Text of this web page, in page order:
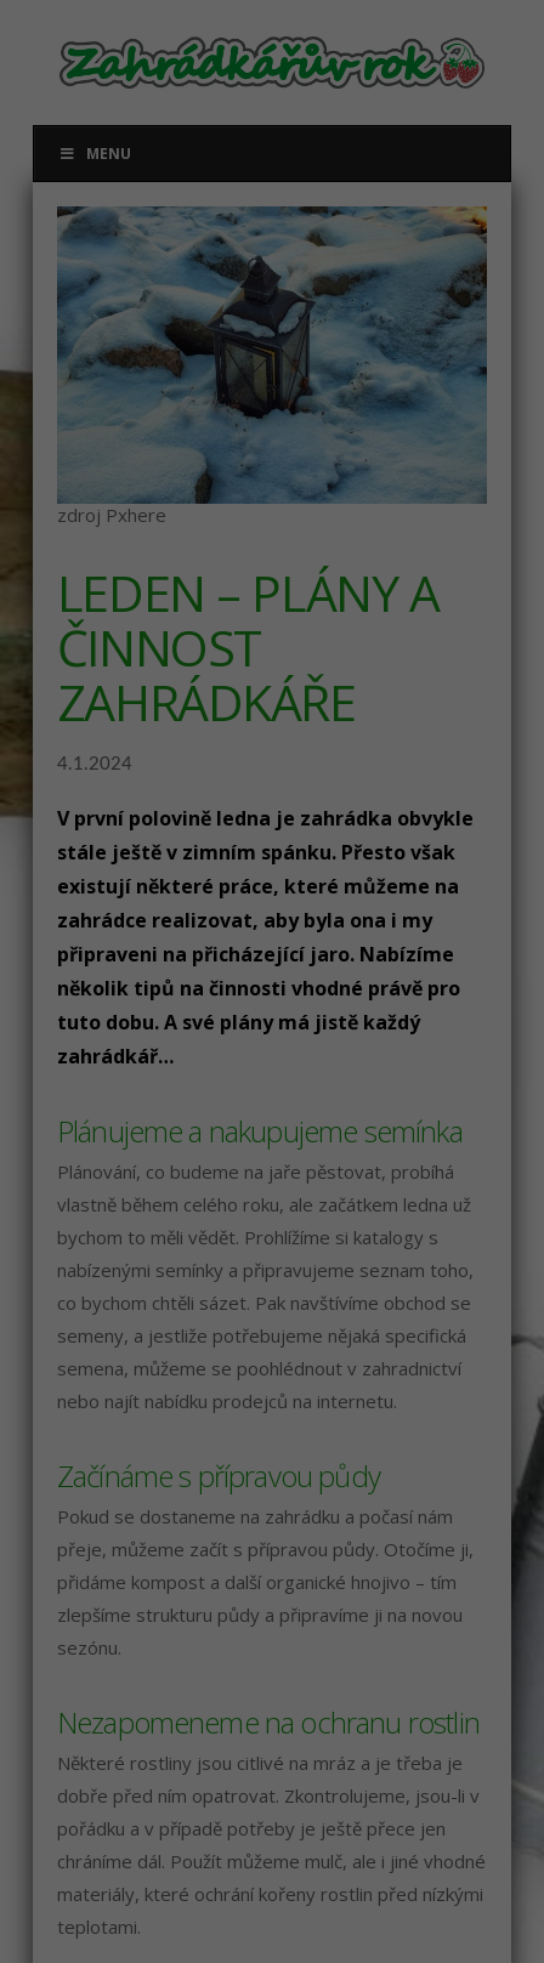
MENU
zdroj Pxhere
LEDEN – PLÁNY A
ČINNOST
ZAHRÁDKÁŘE
4.1.2024
V první polovině ledna je zahrádka obvykle
stále ještě v zimním spánku. Přesto však
existují některé práce, které můžeme na
zahrádce realizovat, aby byla ona i my
připraveni na přicházející jaro. Nabízíme
několik tipů na činnosti vhodné právě pro
tuto dobu. A své plány má jistě každý
zahrádkář…
Plánujeme a nakupujeme semínka
Plánování, co budeme na jaře pěstovat, probíhá
vlastně během celého roku, ale začátkem ledna už
bychom to měli vědět. Prohlížíme si katalogy s
nabízenými semínky a připravujeme seznam toho,
co bychom chtěli sázet. Pak navštívíme obchod se
semeny, a jestliže potřebujeme nějaká specifická
semena, můžeme se poohlédnout v zahradnictví
nebo najít nabídku prodejců na internetu.
Začínáme s přípravou půdy
Pokud se dostaneme na zahrádku a počasí nám
přeje, můžeme začít s přípravou půdy. Otočíme ji,
přidáme kompost a další organické hnojivo – tím
zlepšíme strukturu půdy a připravíme ji na novou
sezónu.
Nezapomeneme na ochranu rostlin
Některé rostliny jsou citlivé na mráz a je třeba je
dobře před ním opatrovat. Zkontrolujeme, jsou-li v
pořádku a v případě potřeby je ještě přece jen
chráníme dál. Použít můžeme mulč, ale i jiné vhodné
materiály, které ochrání kořeny rostlin před nízkými
teplotami.